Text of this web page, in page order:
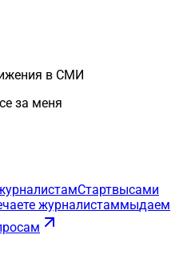
в СМИ
за меня
Стартвысами
журналистаммыдаем